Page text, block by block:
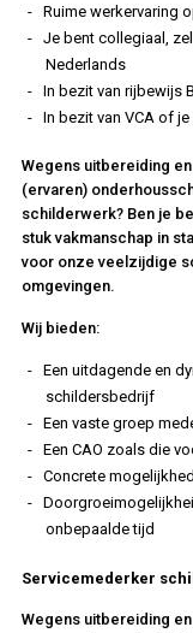
Ruime werkervaring
Je bent collegiaal,
Nederlands
In bezit van rijbewijs
In bezit van VCA of
Wegens uitbereiding
(ervaren)
schilderwerk? Ben je
stuk vakmanschap in
voor onze veelzijdige
omgevingen.
Wij bieden:
Een uitdagende en
schildersbedrijf
Een vaste groep
Een CAO zoals die
Concrete
onbepaalde tijd
Servicemederker
Wegens uitbereiding